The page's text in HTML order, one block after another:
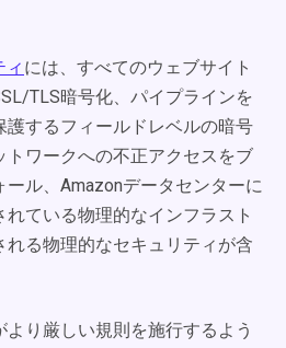
ィ には、すべてのウェブサイト
TLS暗号化、パイプラインを
するフィールドレベルの暗号
ワークへの不正アクセスをブ
ール、Amazonデータセンターに
ている物理的なインフラスト
る物理的なセキュリティが含
り厳しい規則を施行するよう